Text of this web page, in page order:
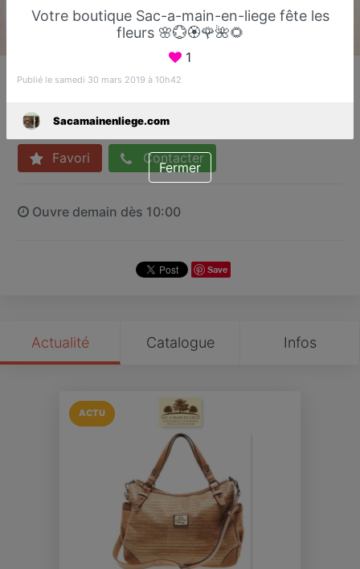
Sacamainenliege.com
Favori Contacter
Ouvre demain dès 10:00
Save
Actualité Catalogue Infos
ACTU
Votre boutique Sac-a-main-en-liege fête les
fleurs 🌸💮🏵🌹🌺🌻
1
Publié le samedi 30 mars 2019 à 10h42
Sacamainenliege.com
Fermer